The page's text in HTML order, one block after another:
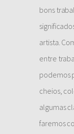
bons
artista.
entre
podemos
cheios,
algumas
faremos